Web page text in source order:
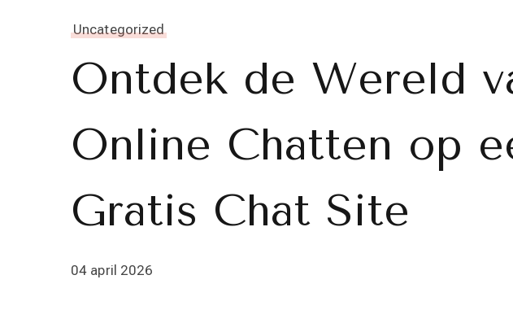
Uncategorized
Ontdek de Wereld
Online Chatten op
Gratis Chat Site
04 april 2026